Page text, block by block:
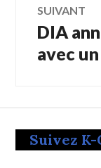
SUIVANT
Article
DIA
avec
Suivez